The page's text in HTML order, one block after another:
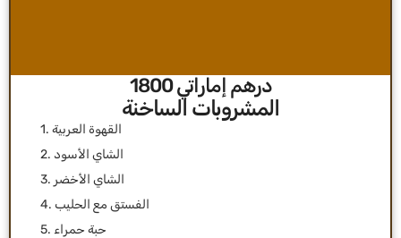
درهم إماراتي 1800
1. القهوة العربية
2. الشاي الأسود
3. الشاي الأخضر
4. الفستق مع الحليب
5. حبة حمراء